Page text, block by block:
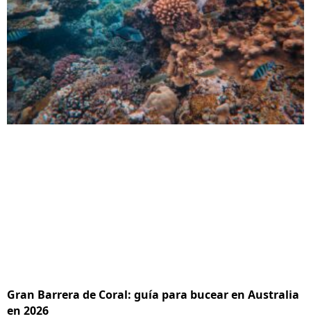
Gran Barrera de Coral: guía para bucear en Australia
en 2026